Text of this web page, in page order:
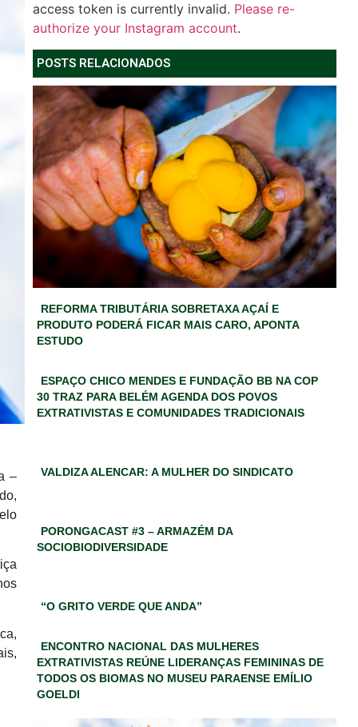
–
access token is currently invalid. Please re-
authorize your Instagram account.
POSTS RELACIONADOS
REFORMA TRIBUTÁRIA SOBRETAXA AÇAÍ E
PRODUTO PODERÁ FICAR MAIS CARO, APONTA
ESTUDO
ESPAÇO CHICO MENDES E FUNDAÇÃO BB NA COP
30 TRAZ PARA BELÉM AGENDA DOS POVOS
EXTRATIVISTAS E COMUNIDADES TRADICIONAIS
VALDIZA ALENCAR: A MULHER DO SINDICATO
PORONGACAST #3 – ARMAZÉM DA
SOCIOBIODIVERSIDADE
“O GRITO VERDE QUE ANDA”
ENCONTRO NACIONAL DAS MULHERES
EXTRATIVISTAS REÚNE LIDERANÇAS FEMININAS DE
TODOS OS BIOMAS NO MUSEU PARAENSE EMÍLIO
GOELDI